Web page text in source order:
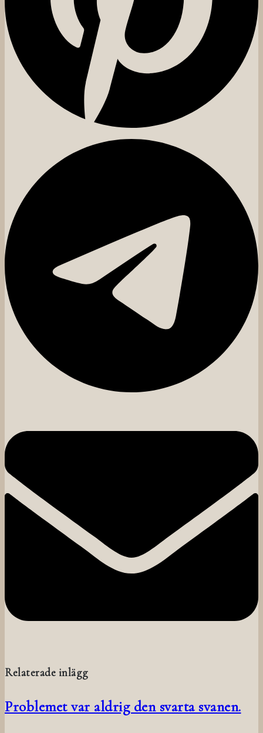
Relaterade inlägg
Problemet var aldrig den svarta svanen.